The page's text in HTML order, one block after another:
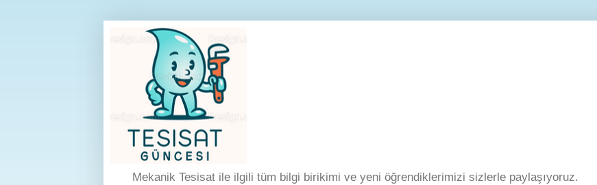
Mekanik Tesisat ile ilgili tüm bilgi birikimi ve yeni öğrendiklerimizi sizlerle paylaşıyoruz.